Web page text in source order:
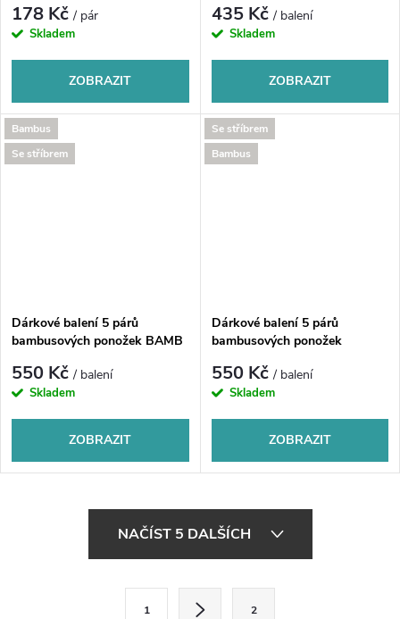
178 Kč/ pár
Skladem
ZOBRAZIT
435 Kč/ balení
Skladem
ZOBRAZIT
Bambus
Se stříbrem
Dárkové balení 5 párů
bambusových ponožek BAMB
550 Kč/ balení
Skladem
ZOBRAZIT
Se stříbrem
Bambus
Dárkové balení 5 párů
bambusových ponožek
550 Kč/ balení
Skladem
ZOBRAZIT
NAČÍST 5 DALŠÍCH
1 2